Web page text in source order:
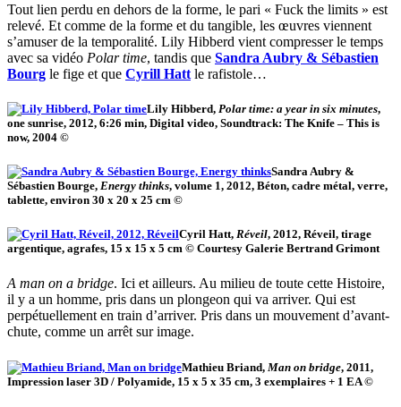
Tout lien perdu en dehors de la forme, le pari « Fuck the limits » est
relevé. Et comme de la forme et du tangible, les œuvres viennent
s’amuser de la temporalité. Lily Hibberd vient compresser le temps
avec sa vidéo Polar time, tandis que Sandra Aubry & Sébastien
Bourg le fige et que Cyrill Hatt le rafistole…
Lily Hibberd, Polar time: a year in six minutes,
one sunrise, 2012, 6:26 min, Digital video, Soundtrack: The Knife – This is
now, 2004 ©
Sandra Aubry &
Sébastien Bourge, Energy thinks, volume 1, 2012, Béton, cadre métal, verre,
tablette, environ 30 x 20 x 25 cm ©
Cyril Hatt, Réveil, 2012, Réveil, tirage
argentique, agrafes, 15 x 15 x 5 cm © Courtesy Galerie Bertrand Grimont
A man on a bridge. Ici et ailleurs. Au milieu de toute cette Histoire,
il y a un homme, pris dans un plongeon qui va arriver. Qui est
perpétuellement en train d’arriver. Pris dans un mouvement d’avant-
chute, comme un arrêt sur image.
Mathieu Briand, Man on bridge, 2011,
Impression laser 3D / Polyamide, 15 x 5 x 35 cm, 3 exemplaires + 1 EA ©